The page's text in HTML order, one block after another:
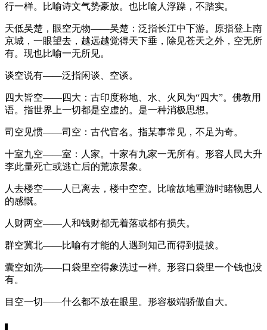
行一样。比喻诗文气势豪放。也比喻人浮躁，不踏实。
天低吴楚，眼空无物——吴楚：泛指长江中下游。原指登上南
京城，一眼望去，越远越觉得天下垂，除见苍天之外，空无所
有。现也比喻一无所见。
谈空说有——泛指闲谈、空谈。
四大皆空——四大：古印度称地、水、火风为“四大”。佛教用
语。指世界上一切都是空虚的。是一种消极思想。
司空见惯——司空：古代官名。指某事常见，不足为奇。
十室九空——室：人家。十家有九家一无所有。形容人民大升
李此量死亡或逃亡后的荒凉景象。
人去楼空——人已离去，楼中空空。比喻故地重游时睹物思人
的感慨。
人财两空——人和钱财都无着落或都有损失。
群空冀北——比喻有才能的人遇到知己而得到提拔。
囊空如洗——口袋里空得象洗过一样。形容口袋里一个钱也没
有。
目空一切——什么都不放在眼里。形容极端骄傲自大。